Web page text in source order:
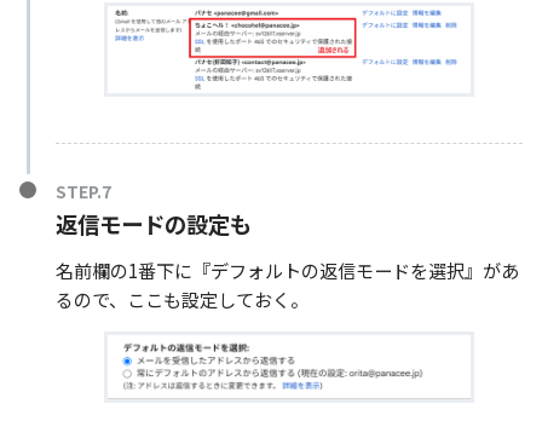
返信モードの設定も
名前欄の1番下に『デフォルトの返信モードを選択』があ
るので、ここも設定しておく。